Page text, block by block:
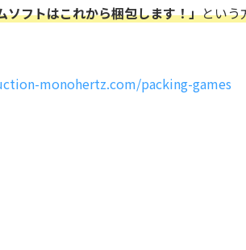
ソフトはこれから梱包します！」という
monohertz.com/packing-games